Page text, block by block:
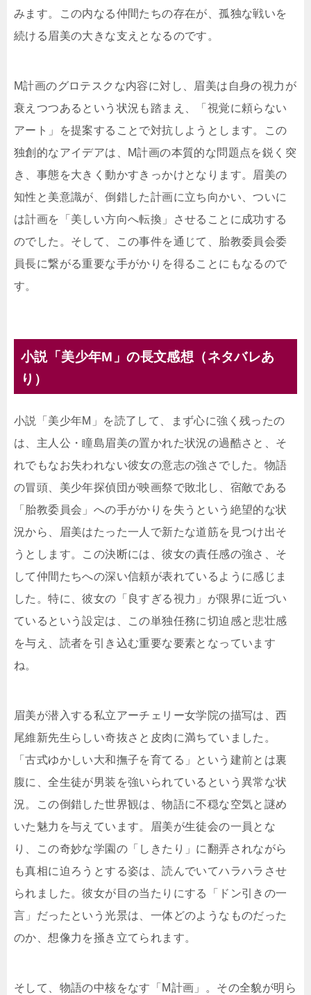
みます。この内なる仲間たちの存在が、孤独な戦いを
続ける眉美の大きな支えとなるのです。
M計画のグロテスクな内容に対し、眉美は自身の視力が
衰えつつあるという状況も踏まえ、「視覚に頼らない
アート」を提案することで対抗しようとします。この
独創的なアイデアは、M計画の本質的な問題点を鋭く突
き、事態を大きく動かすきっかけとなります。眉美の
知性と美意識が、倒錯した計画に立ち向かい、ついに
は計画を「美しい方向へ転換」させることに成功する
のでした。そして、この事件を通じて、胎教委員会委
員長に繋がる重要な手がかりを得ることにもなるので
す。
小説「美少年M」の長文感想（ネタバレあ
り）
小説「美少年M」を読了して、まず心に強く残ったの
は、主人公・瞳島眉美の置かれた状況の過酷さと、そ
れでもなお失われない彼女の意志の強さでした。物語
の冒頭、美少年探偵団が映画祭で敗北し、宿敵である
「胎教委員会」への手がかりを失うという絶望的な状
況から、眉美はたった一人で新たな道筋を見つけ出そ
うとします。この決断には、彼女の責任感の強さ、そ
して仲間たちへの深い信頼が表れているように感じま
した。特に、彼女の「良すぎる視力」が限界に近づい
ているという設定は、この単独任務に切迫感と悲壮感
を与え、読者を引き込む重要な要素となっています
ね。
眉美が潜入する私立アーチェリー女学院の描写は、西
尾維新先生らしい奇抜さと皮肉に満ちていました。
「古式ゆかしい大和撫子を育てる」という建前とは裏
腹に、全生徒が男装を強いられているという異常な状
況。この倒錯した世界観は、物語に不穏な空気と謎め
いた魅力を与えています。眉美が生徒会の一員とな
り、この奇妙な学園の「しきたり」に翻弄されながら
も真相に迫ろうとする姿は、読んでいてハラハラさせ
られました。彼女が目の当たりにする「ドン引きの一
言」だったという光景は、一体どのようなものだった
のか、想像力を掻き立てられます。
そして、物語の中核をなす「M計画」。その全貌が明ら